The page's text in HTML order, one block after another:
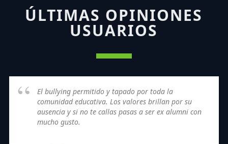
ÚLTIMAS OPINIONES
USUARIOS
El bullying permitido y tapado por toda la
comunidad educativa. Los valores brillan por su
ausencia y si no te callas pasas a ser ex alumni con
mucho gusto.